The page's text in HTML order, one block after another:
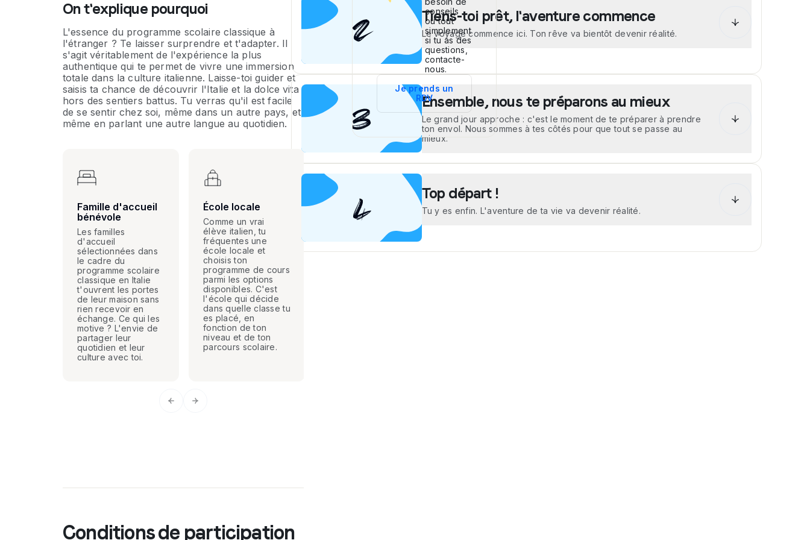
On t'explique pourquoi
L'essence du programme scolaire classique à
l'étranger ? Te laisser surprendre et t'adapter. Il
s'agit véritablement de l'expérience la plus
authentique qui te permet de vivre une immersion
totale dans la culture italienne. Laisse-toi guider et
saisis ta chance de découvrir l'Italie et la dolce vita
hors des sentiers battus. Tu verras qu'il est facile
de se sentir chez soi, même dans un autre pays, et
même en parlant une autre langue au quotidien.
Famille d'accueil
bénévole
Les familles
d'accueil
sélectionnées dans
le cadre du
programme scolaire
classique en Italie
t'ouvrent les portes
de leur maison sans
rien recevoir en
échange. Ce qui les
motive ? L'envie de
partager leur
quotidien et leur
culture avec toi.
École locale
Comme un vrai
élève italien, tu
fréquentes une
école locale et
choisis ton
programme de cours
parmi les options
disponibles. C'est
l'école qui décide
dans quelle classe tu
es placé, en
fonction de ton
niveau et de ton
parcours scolaire.
Previous slide
Next slide
Conditions de participation
conseils
ou tout
simplement
si tu as des
questions,
contacte-
nous.
Je prends un
RDV
2 Tiens-toi prêt, l'aventure commence
Le voyage commence ici. Ton rêve va bientôt devenir réalité.
Si ton entretien est positif, tu reçois une lettre d'acceptation au
programme et les instructions pour compléter ton dossier de
présentation. C'est une étape très importante, car ce dossier sera ta
3 Ensemble, nous te préparons au mieux
Le grand jour approche : c'est le moment de te préparer à prendre
ton envol. Nous sommes à tes côtés pour que tout se passe au
mieux.
peut prendre du temps. Pour rendre cette attente plus agréable et te
plonger dans le concret, tes parents et toi assistez à un parcours de
formation immersif et interactif, où vous trouverez les réponses à
toutes tes questions et pourrez rencontrer les membres du staff WEP
mais aussi d'anciens participants : les WEP Buddies.
4 Top départ !
Tu y es enfin. L'aventure de ta vie va devenir réalité.
présents à tes côtés pendant toute la durée de ton séjour. Il ne te
reste plus qu'à faire ta valise.